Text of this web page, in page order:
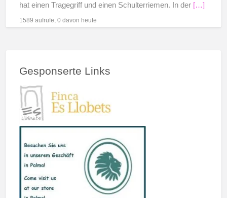
hat einen Tragegriff und einen Schulterriemen. In der […]
1589 aufrufe, 0 davon heute
Gesponserte Links